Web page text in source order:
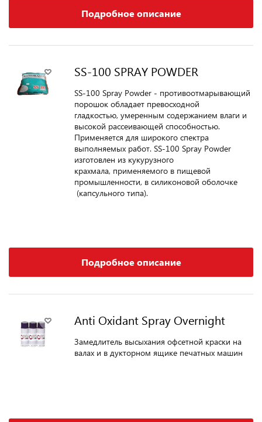
Подробное описание
SS-100 SPRAY POWDER
SS-100 Spray Powder - противоотмарывающий
порошок обладает превосходной
гладкостью, умеренным содержанием влаги и
высокой рассеивающей способностью.
Применяется для широкого спектра
выполняемых работ. SS-100 Spray Powder
изготовлен из кукурузного
крахмала, применяемого в пищевой
промышленности, в силиконовой оболочке
(капсульного типа).
Подробное описание
Anti Oxidant Spray Overnight
Замедлитель высыхания офсетной краски на
валах и в дукторном ящике печатных машин